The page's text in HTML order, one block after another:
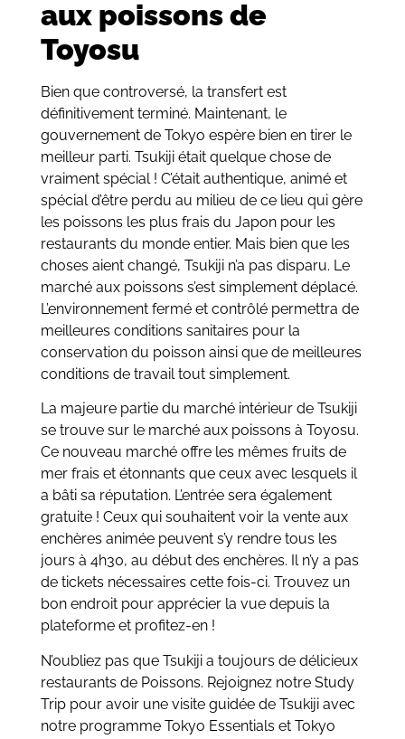
aux poissons de
Toyosu
Bien que controversé, la transfert est
définitivement terminé. Maintenant, le
gouvernement de Tokyo espère bien en tirer le
meilleur parti. Tsukiji était quelque chose de
vraiment spécial ! C’était authentique, animé et
spécial d’être perdu au milieu de ce lieu qui gère
les poissons les plus frais du Japon pour les
restaurants du monde entier. Mais bien que les
choses aient changé, Tsukiji n’a pas disparu. Le
marché aux poissons s’est simplement déplacé.
L’environnement fermé et contrôlé permettra de
meilleures conditions sanitaires pour la
conservation du poisson ainsi que de meilleures
conditions de travail tout simplement.
La majeure partie du marché intérieur de Tsukiji
se trouve sur le marché aux poissons à Toyosu.
Ce nouveau marché offre les mêmes fruits de
mer frais et étonnants que ceux avec lesquels il
a bâti sa réputation. L’entrée sera également
gratuite ! Ceux qui souhaitent voir la vente aux
enchères animée peuvent s’y rendre tous les
jours à 4h30, au début des enchères. Il n’y a pas
de tickets nécessaires cette fois-ci. Trouvez un
bon endroit pour apprécier la vue depuis la
plateforme et profitez-en !
N’oubliez pas que Tsukiji a toujours de délicieux
restaurants de Poissons. Rejoignez notre Study
Trip pour avoir une visite guidée de Tsukiji avec
notre programme Tokyo Essentials et Tokyo